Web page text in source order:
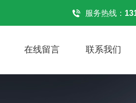
服务热线：
在线留言 联系我们